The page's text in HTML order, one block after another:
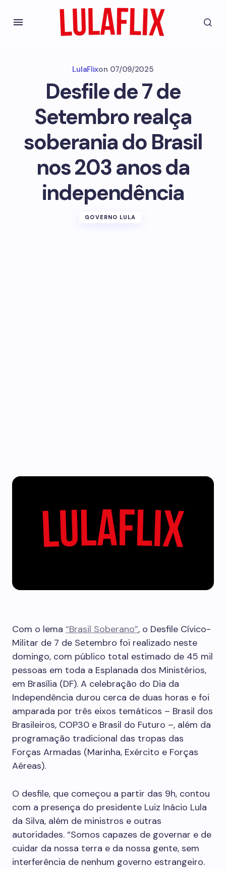
LulaFlixon 07/09/2025
Desfile de 7 de
Setembro realça
soberania do Brasil
nos 203 anos da
independência
GOVERNO LULA
Com o lema “Brasil Soberano”, o Desfile Cívico-
Militar de 7 de Setembro foi realizado neste
domingo, com público total estimado de 45 mil
pessoas em toda a Esplanada dos Ministérios,
em Brasília (DF). A celebração do Dia da
Independência durou cerca de duas horas e foi
amparada por três eixos temáticos – Brasil dos
Brasileiros, COP30 e Brasil do Futuro –, além da
programação tradicional das tropas das
Forças Armadas (Marinha, Exército e Forças
Aéreas).
O desfile, que começou a partir das 9h, contou
com a presença do presidente Luiz Inácio Lula
da Silva, além de ministros e outras
autoridades. “Somos capazes de governar e de
cuidar da nossa terra e da nossa gente, sem
interferência de nenhum governo estrangeiro.